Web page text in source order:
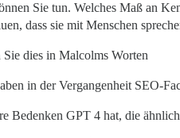
Sie tun. Welches Maß an
dass sie mit Menschen
Sie dies in Malcolms Worten
in der Vergangenheit SEO-
Bedenken GPT 4 hat, die